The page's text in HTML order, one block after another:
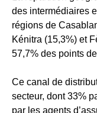
des intermédiaires
régions de
Kénitra (15,3%) et
57,7% des points
Ce canal de
secteur, dont 33%
par les agents